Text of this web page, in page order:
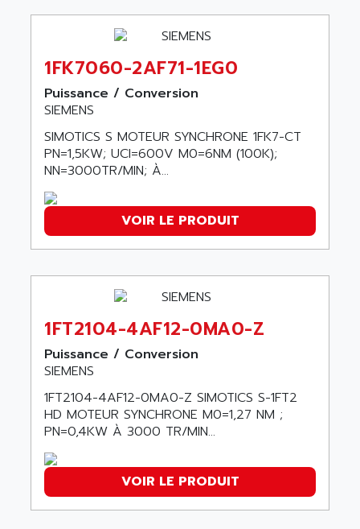
SERVVODYN
SE50
LTD12
MDLA
MDLS
ACMD2
PLS510
AC FEED MOTOR
SIMODRIVE 611
TSX MOMENTUM
NUM 1060
NUM 760
NUM 750/760
NUM750 / NUM760
NUM 750
ULTRA SERIES
ADISCOM
ADL
ADL EUROTECH
ADLEE POWERTRONIC
ADLINK
ADLINK TECHNOLOGY
ADM ELECTRONIC
ADN PESAGE
ADVANCE HIVOLT
ADVANCE TAPES
ADVANCED MICRO DEVICES
ADVANCED MOTION CONTROLS
ADVANCED UV
ADVANTEC
1FK7060-2AF71-1EG0
Puissance / Conversion
SIEMENS
SIMOTICS S MOTEUR SYNCHRONE 1FK7-CT
PN=1,5KW; UCI=600V M0=6NM (100K);
NN=3000TR/MIN; À...
VOIR LE PRODUIT
1FT2104-4AF12-0MA0-Z
Puissance / Conversion
SIEMENS
1FT2104-4AF12-0MA0-Z SIMOTICS S-1FT2
HD MOTEUR SYNCHRONE M0=1,27 NM ;
PN=0,4KW À 3000 TR/MIN...
VOIR LE PRODUIT